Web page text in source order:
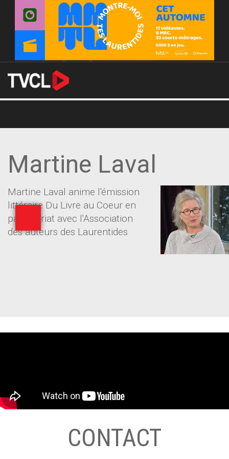
Martine Laval
Martine Laval anime l'émission
littéraire Du Livre au Coeur en
parteneriat avec l'Association
des auteurs des Laurentides
CONTACT